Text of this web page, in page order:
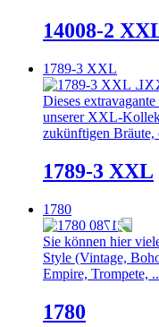
14008-2
1789-3 XXL
Dieses
unserer XXL-
zukünftigen Bräute,
1789-3 XXL
1780
Sie können hier
Style (Vintage,
Empire, Trompete,
1780